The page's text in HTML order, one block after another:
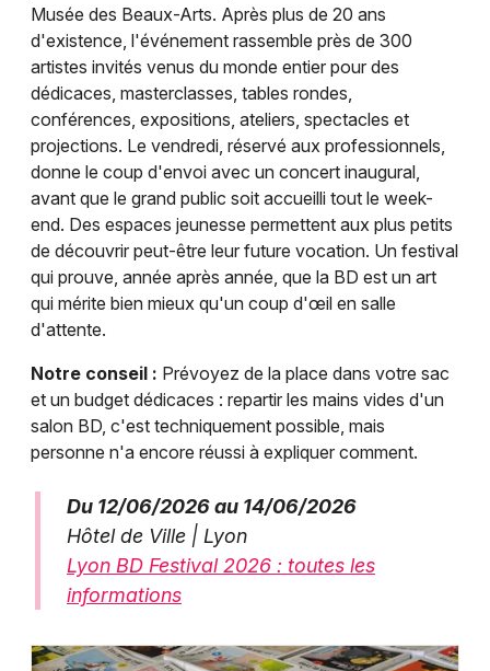
Musée des Beaux-Arts. Après plus de 20 ans
d'existence, l'événement rassemble près de 300
artistes invités venus du monde entier pour des
dédicaces, masterclasses, tables rondes,
conférences, expositions, ateliers, spectacles et
projections. Le vendredi, réservé aux professionnels,
donne le coup d'envoi avec un concert inaugural,
avant que le grand public soit accueilli tout le week-
end. Des espaces jeunesse permettent aux plus petits
de découvrir peut-être leur future vocation. Un festival
qui prouve, année après année, que la BD est un art
qui mérite bien mieux qu'un coup d'œil en salle
d'attente.
Notre conseil : Prévoyez de la place dans votre sac
et un budget dédicaces : repartir les mains vides d'un
salon BD, c'est techniquement possible, mais
personne n'a encore réussi à expliquer comment.
Du 12/06/2026 au 14/06/2026
Hôtel de Ville | Lyon
Lyon BD Festival 2026 : toutes les
informations